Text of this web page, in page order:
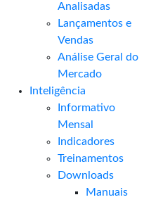
Analisadas
Lançamentos e
Vendas
Análise Geral do
Mercado
Inteligência
Informativo
Mensal​
Indicadores
Treinamentos
Downloads
Manuais